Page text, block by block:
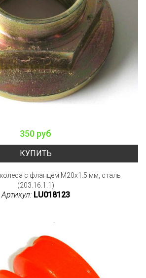
350 руб
КУПИТЬ
с фланцем M20x1.5 мм, сталь
(203.16.1.1)
Артикул: LU018123